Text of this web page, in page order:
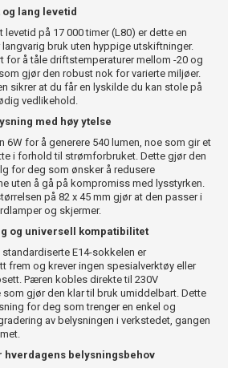
lang levetid
levetid på 17 000 timer (L80) er dette en
bruk uten hyppige utskiftninger.
for å tåle driftstemperaturer mellom -20 og
gjør den robust nok for varierte miljøer.
sikrer at du får en lyskilde du kan stole på
vedlikehold.
med høy ytelse
6W for å generere 540 lumen, noe som gir et
i forhold til strømforbruket. Dette gjør den
for deg som ønsker å redusere
uten å gå på kompromiss med lysstyrken.
på 82 x 45 mm gjør at den passer i
og skjermer.
og universell kompatibilitet
E14-sokkelen er
frem og krever ingen spesialverktøy eller
Pæren kobles direkte til 230V
som gjør den klar til bruk umiddelbart. Dette
for deg som trenger en enkel og
av belysningen i verkstedet, gangen
hverdagens belysningsbehov